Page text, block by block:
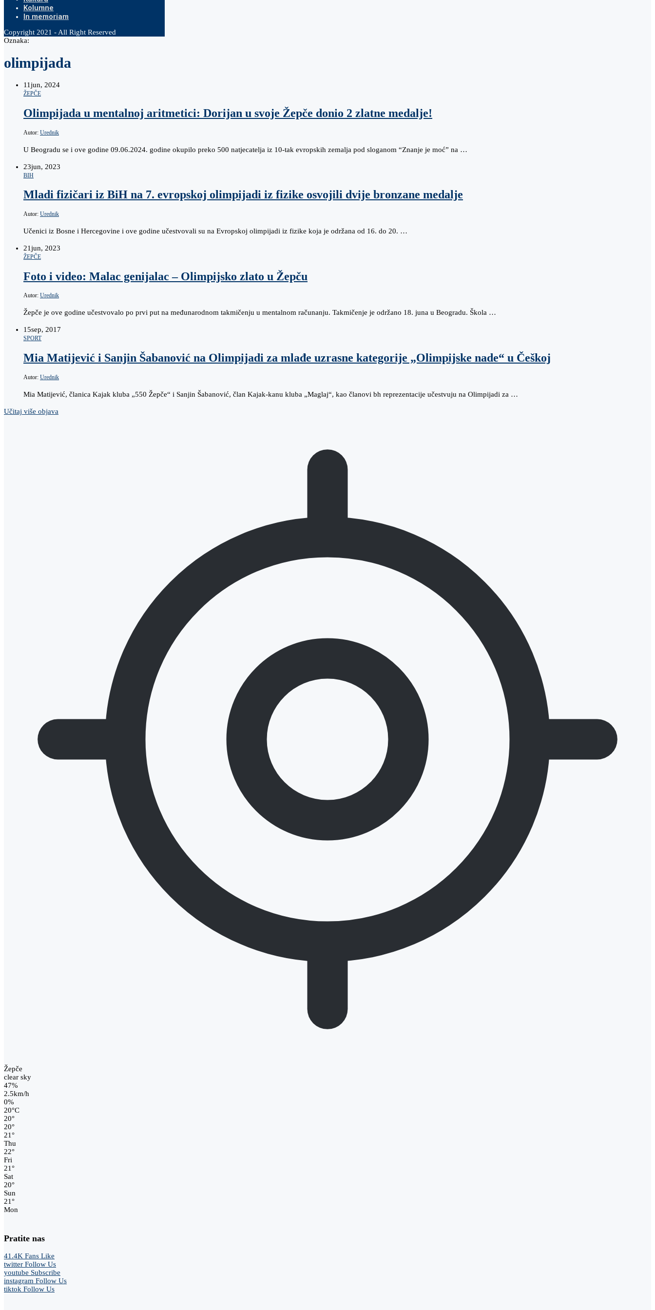
Kolumne
In memoriam
Copyright 2021 - All Right Reserved
Oznaka:
olimpijada
11jun, 2024
ŽEPČE
Olimpijada u mentalnoj aritmetici: Dorijan u svoje Žepče donio 2 zlatne medalje!
Autor: Urednik
U Beogradu se i ove godine 09.06.2024. godine okupilo preko 500 natjecatelja iz 10-tak evropskih zemalja pod sloganom “Znanje je moć” na …
23jun, 2023
BIH
Mladi fizičari iz BiH na 7. evropskoj olimpijadi iz fizike osvojili dvije bronzane medalje
Autor: Urednik
Učenici iz Bosne i Hercegovine i ove godine učestvovali su na Evropskoj olimpijadi iz fizike koja je održana od 16. do 20. …
21jun, 2023
ŽEPČE
Foto i video: Malac genijalac – Olimpijsko zlato u Žepču
Autor: Urednik
Žepče je ove godine učestvovalo po prvi put na međunarodnom takmičenju u mentalnom računanju. Takmičenje je održano 18. juna u Beogradu. Škola …
15sep, 2017
SPORT
Mia Matijević i Sanjin Šabanović na Olimpijadi za mlađe uzrasne kategorije „Olimpijske nade“ u Češkoj
Autor: Urednik
Mia Matijević, članica Kajak kluba „550 Žepče“ i Sanjin Šabanović, član Kajak-kanu kluba „Maglaj“, kao članovi bh reprezentacije učestvuju na Olimpijadi za …
Učitaj više objava
Žepče
clear sky
47%
2.5km/h
0%
20°C
20°
20°
21°
Thu
22°
Fri
21°
Sat
20°
Sun
21°
Mon
Pratite nas
41.4K Fans Like
twitter Follow Us
youtube Subscribe
instagram Follow Us
tiktok Follow Us